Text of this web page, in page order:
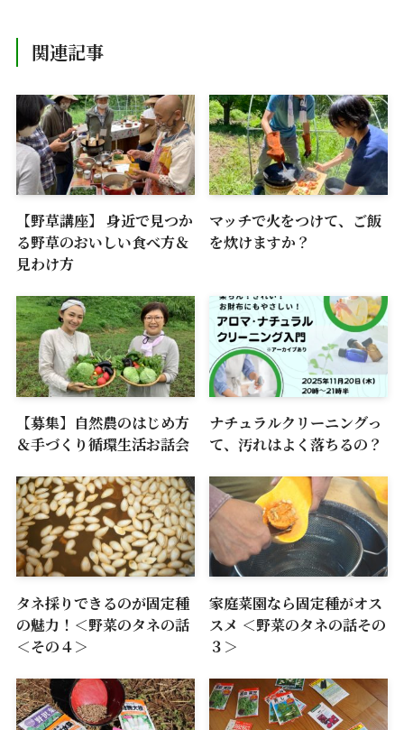
関連記事
【野草講座】 身近で見つか
る野草のおいしい食べ方＆
見わけ方
マッチで火をつけて、ご飯
を炊けますか？
【募集】自然農のはじめ方
＆手づくり循環生活お話会
ナチュラルクリーニングっ
て、汚れはよく落ちるの？
タネ採りできるのが固定種
の魅力！＜野菜のタネの話
＜その４＞
家庭菜園なら固定種がオス
スメ ＜野菜のタネの話その
３＞